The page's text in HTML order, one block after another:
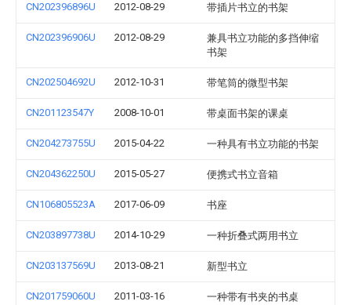
CN202396896U 2012-08-29 带插片书立的书架
CN202396906U 2012-08-29
兼具书立功能的多挡伸缩
书架
CN202504692U 2012-10-31 带笔筒的微型书架
CN201123547Y 2008-10-01 带桌面书架的课桌
CN204273755U 2015-04-22 一种具有书立功能的书架
CN204362250U 2015-05-27 便携式书立音箱
CN106805523A 2017-06-09 书座
CN203897738U 2014-10-29 一种折叠式两用书立
CN203137569U 2013-08-21 新型书立
CN201759060U 2011-03-16 一种带有书夹的书桌